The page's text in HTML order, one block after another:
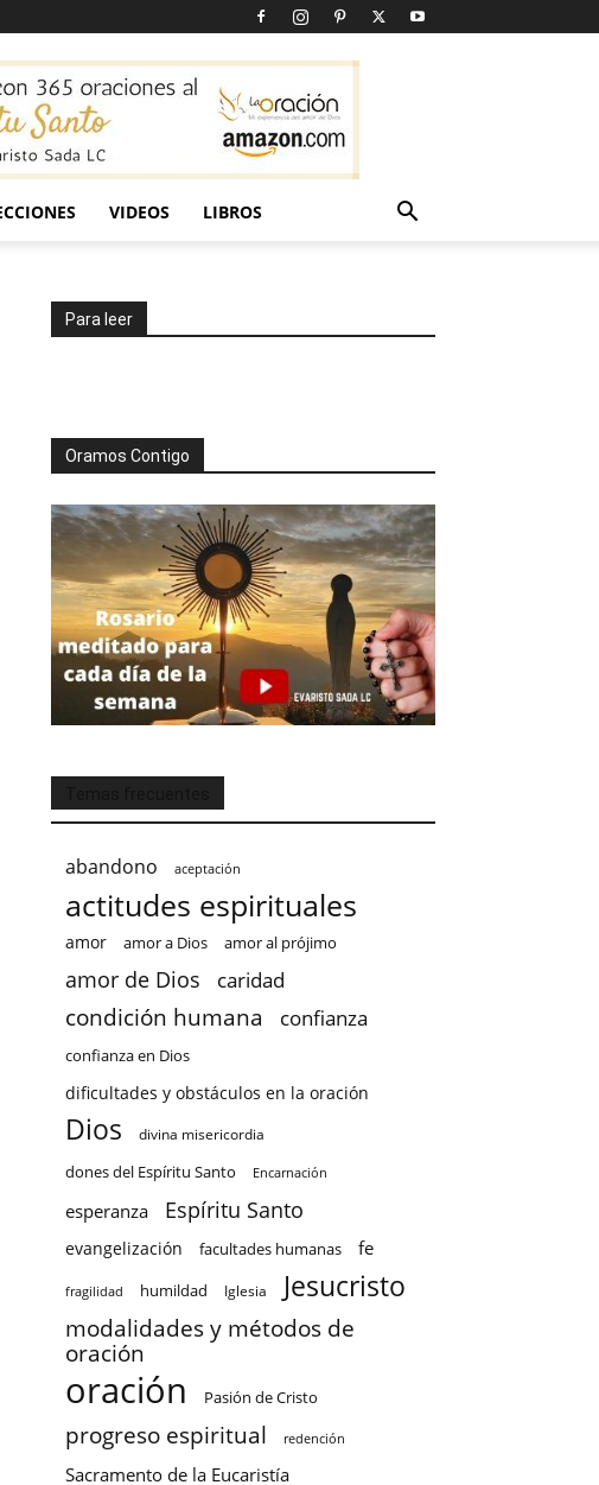
VIDEOS LIBROS
Para leer
Oramos Contigo
abandono aceptación
actitudes espirituales
amor amor a Dios amor al prójimo
amor de Dios caridad
condición humana confianza
confianza en Dios
dificultades y obstáculos en la oración
Dios divina misericordia
dones del Espíritu Santo Encarnación
esperanza Espíritu Santo
evangelización facultades humanas fe
fragilidad humildad Iglesia Jesucristo
modalidades y métodos de
oración
oración Pasión de Cristo
progreso espiritual redención
Sacramento de la Eucaristía